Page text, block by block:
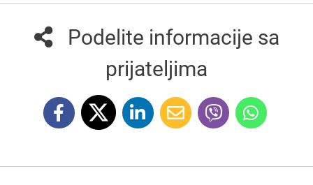
Podelite informacije sa
prijateljima